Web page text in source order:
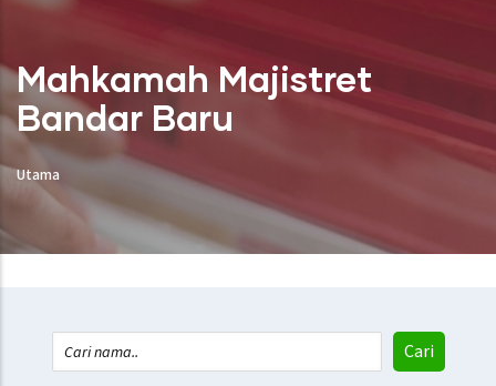
Mahkamah Majistret
Bandar Baru
Utama